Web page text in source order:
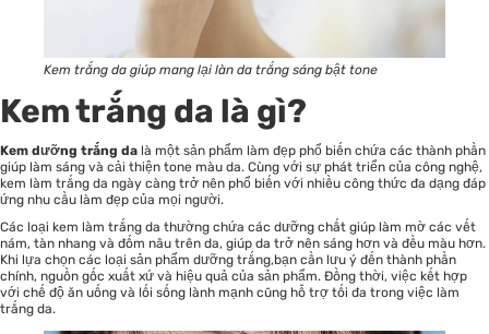
Kem trắng da giúp mang lại làn da trắng sáng bật tone
Kem trắng da là gì?
Kem dưỡng trắng da là một sản phẩm làm đẹp phổ biến chứa các thành phần
giúp làm sáng và cải thiện tone màu da. Cùng với sự phát triển của công nghệ,
kem làm trắng da ngày càng trở nên phổ biến với nhiều công thức đa dạng đáp
ứng nhu cầu làm đẹp của mọi người.
Các loại kem làm trắng da thường chứa các dưỡng chất giúp làm mờ các vết
nám, tàn nhang và đốm nâu trên da, giúp da trở nên sáng hơn và đều màu hơn.
Khi lựa chọn các loại sản phẩm dưỡng trắng,bạn cần lưu ý đến thành phần
chính, nguồn gốc xuất xứ và hiệu quả của sản phẩm. Đồng thời, việc kết hợp
với chế độ ăn uống và lối sống lành mạnh cũng hỗ trợ tối đa trong việc làm
trắng da.